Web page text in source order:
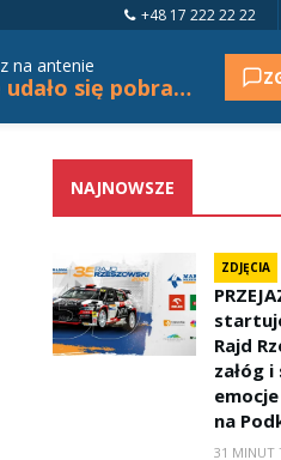
+48 17 222 22 22
na antenie
Nie udało się pobrać tytułu.
NAJNOWSZE
ZDJĘCIA
Rajd
załóg
emocje
na
31 MINUT